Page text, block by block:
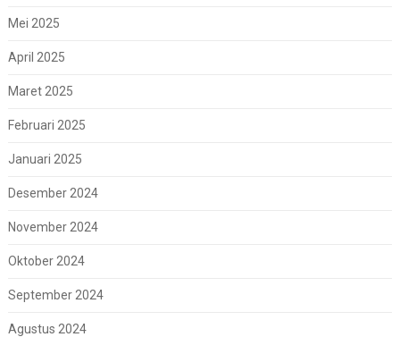
Mei 2025
April 2025
Maret 2025
Februari 2025
Januari 2025
Desember 2024
November 2024
Oktober 2024
September 2024
Agustus 2024